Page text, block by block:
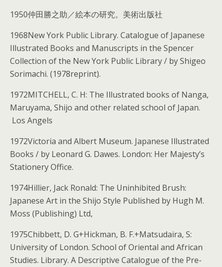
1950仲田勝之助／絵本の研究。美術出版社
1968New York Public Library. Catalogue of Japanese
Illustrated Books and Manuscripts in the Spencer
Collection of the New York Public Library / by Shigeo
Sorimachi. (1978reprint).
1972MITCHELL, C. H: The Illustrated books of Nanga,
Maruyama, Shijo and other related school of Japan.
Los Angels
1972Victoria and Albert Museum. Japanese Illustrated
Books / by Leonard G. Dawes. London: Her Majesty’s
Stationery Office.
1974Hillier, Jack Ronald: The Uninhibited Brush:
Japanese Art in the Shijo Style Published by Hugh M.
Moss (Publishing) Ltd,
1975Chibbett, D. G+Hickman, B. F.+Matsudaira, S:
University of London. School of Oriental and African
Studies. Library. A Descriptive Catalogue of the Pre-